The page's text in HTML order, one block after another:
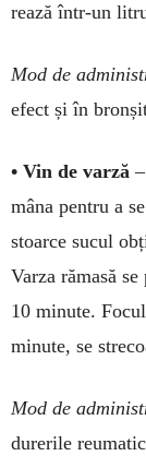
rează într-un
Mod de
efect și în
• Vin de varză
mâna pentru a
stoarce sucul
Varza răma­să
10 minute.
mi­nute, se
Mod de
du­rerile